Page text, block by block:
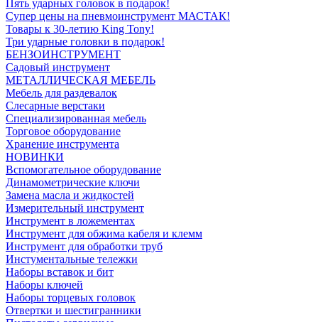
Пять ударных головок в подарок!
Супер цены на пневмоинструмент МАСТАК!
Товары к 30-летию King Tony!
Три ударные головки в подарок!
БЕНЗОИНСТРУМЕНТ
Садовый инструмент
МЕТАЛЛИЧЕСКАЯ МЕБЕЛЬ
Мебель для раздевалок
Слесарные верстаки
Специализированная мебель
Торговое оборудование
Хранение инструмента
НОВИНКИ
Вспомогательное оборудование
Динамометрические ключи
Замена масла и жидкостей
Измерительный инструмент
Инструмент в ложементах
Инструмент для обжима кабеля и клемм
Инструмент для обработки труб
Инстументальные тележки
Наборы вставок и бит
Наборы ключей
Наборы торцевых головок
Отвертки и шестигранники